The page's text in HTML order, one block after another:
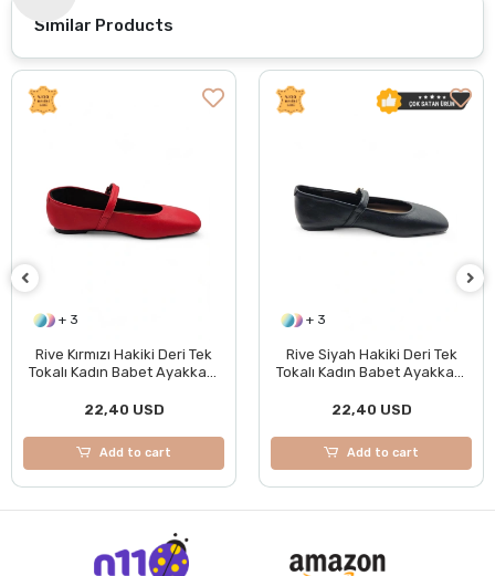
Similar Products
+ 3
Rive Siyah Hakiki Deri Tek
Tokalı Kadın Babet Ayakkabı
22,40 USD
Add to cart
Fray Beyaz Suni Deri Kadın
Günlük Tokalı Bilek Dolama
13,00 USD
Add to cart